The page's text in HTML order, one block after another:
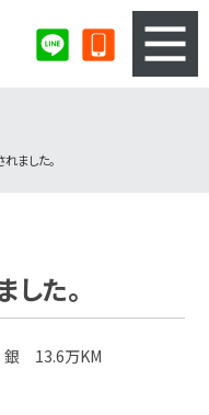
ました。
た。
銀 13.6万KM